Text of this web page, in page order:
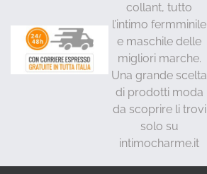
collant, tutto
l’intimo fermminile
e maschile delle
migliori marche.
Una grande scelta
di prodotti moda
da scoprire li trovi
solo su
intimocharme.it